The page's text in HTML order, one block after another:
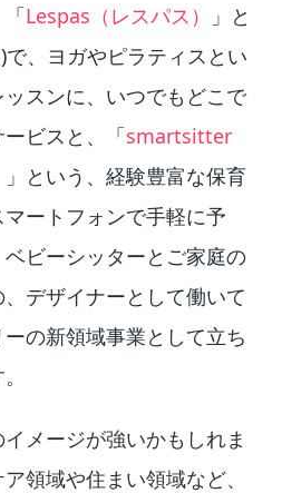
Lespas（レスパス）
」と
、ヨガやピラティスとい
スンに、いつでもどこで
ビスと、「smartsitter
」という、経験豊富な保育
ートフォンで手軽に予
ビーシッターとご家庭の
デザイナーとして働いて
の新領域事業として立ち
メージが強いかもしれま
領域や住まい領域など、